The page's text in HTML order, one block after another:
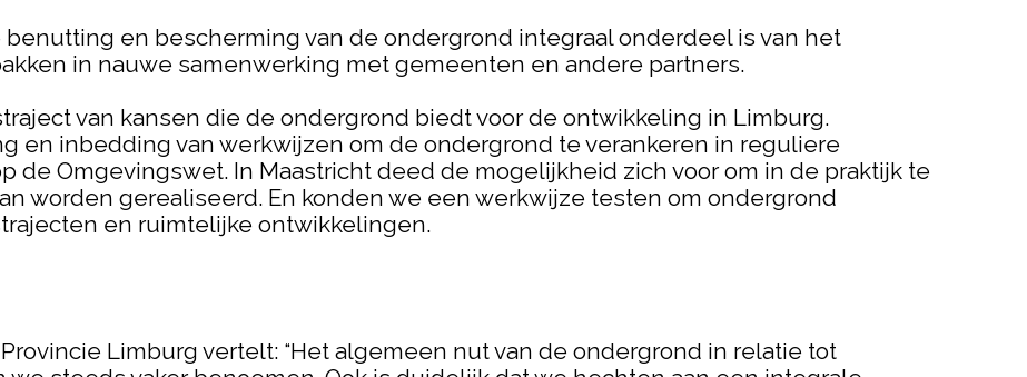
en bescherming van de ondergrond integraal onderdeel is van het
in nauwe samenwerking met gemeenten en andere partners.
van kansen die de ondergrond biedt voor de ontwikkeling in Limburg.
en inbedding van werkwijzen om de ondergrond te verankeren in reguliere
de Omgevingswet. In Maastricht deed de mogelijkheid zich voor om in de praktijk te
worden gerealiseerd. En konden we een werkwijze testen om ondergrond
en ruimtelijke ontwikkelingen.
Limburg vertelt: “Het algemeen nut van de ondergrond in relatie tot